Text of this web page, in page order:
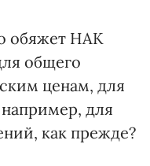
обяжет НАК
общего
ценам, для
для
как прежде?